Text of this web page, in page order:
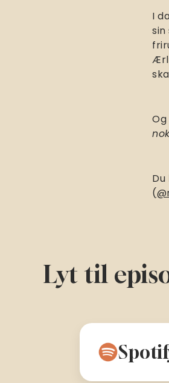
I
(
Lyt til